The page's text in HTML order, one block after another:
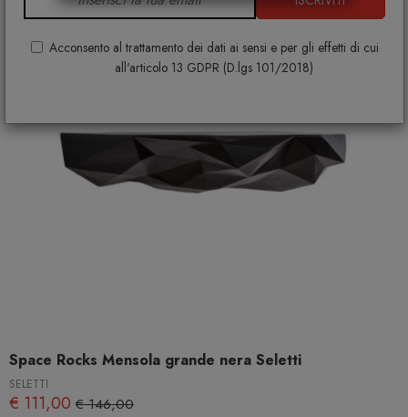
Acconsento al trattamento dei dati ai sensi e per gli effetti di cui
all'articolo 13 GDPR (D.lgs 101/2018)
Space Rocks Mensola grande nera Seletti
SELETTI
€ 111,00 € 146,00